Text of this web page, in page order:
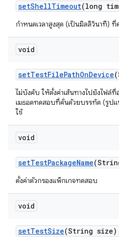
setShellTimeout(long
กำหนดเวลาสูงสุด (เป็นมิลลิวินาที)
void
setTestFilePathOnDevice
ไม่บังคับ ให้ตั้งค่าเส้นทางไปยังไฟล์
เมธอดทดสอบที่คั่นด้วยบรรทัด (รูป
ใช้
void
setTestPackageName
ตั้งค่าตัวกรองแพ็กเกจทดสอบ
void
setTestSize(String size)